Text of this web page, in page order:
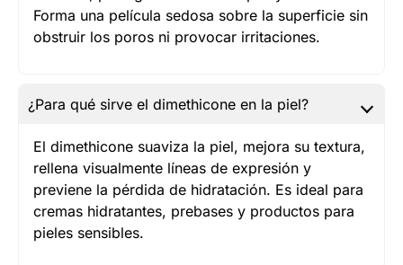
Forma una película sedosa sobre la superficie sin
obstruir los poros ni provocar irritaciones.
¿Para qué sirve el dimethicone en la piel?
El dimethicone suaviza la piel, mejora su textura,
rellena visualmente líneas de expresión y
previene la pérdida de hidratación. Es ideal para
cremas hidratantes, prebases y productos para
pieles sensibles.